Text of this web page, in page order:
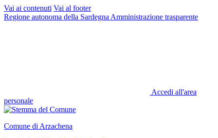
Vai ai contenuti Vai al footer
Regione autonoma della Sardegna Amministrazione trasparente
Accedi all'area
personale
Comune di Arzachena